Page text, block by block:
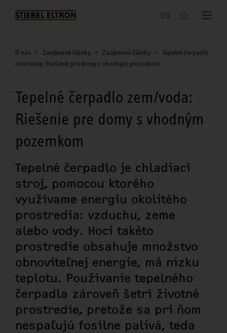
O nás
O nás Zaujímavé články Zaujímavé články
Tepelné čerpadlo
zem/voda: Riešenie pre domy s vhodným pozemkom
Tepelné čerpadlo zem/voda:
Riešenie pre domy s vhodným
pozemkom
Tepelné čerpadlo je chladiaci
stroj, pomocou ktorého
využívame energiu okolitého
prostredia: vzduchu, zeme
alebo vody. Hoci takéto
prostredie obsahuje množstvo
obnoviteľnej energie, má nízku
teplotu. Používanie tepelného
čerpadla zároveň šetrí životné
prostredie, pretože sa pri ňom
nespaľujú fosílne palivá, teda